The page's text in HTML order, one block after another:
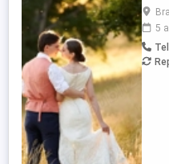
toata
de
ofera
5